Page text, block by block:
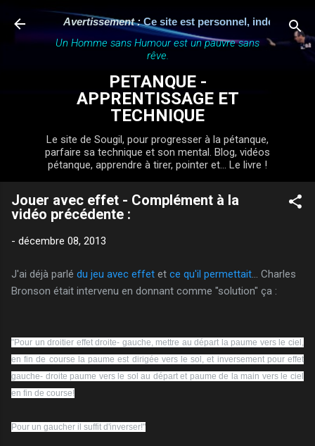
Accéder au contenu principal
Avertissement : Ce site est personnel, indépendant
Un Homme sans Humour est un pauvre sans
rêve.
PETANQUE -
APPRENTISSAGE ET
TECHNIQUE
Le site de Sougil, pour progresser à la pétanque,
parfaire sa technique et son mental. Blog, vidéos
pétanque, apprendre à tirer, pointer et... Le livre !
Jouer avec effet - Complément à la
vidéo précédente :
- décembre 08, 2013
J'ai déjà parlé du jeu avec effet et ce qu'il permettait ... Charles
Bronson était intervenu en donnant comme "solution" ça :
"Pour un droitier effet droite- gauche, mettre au départ la paume vers le ciel,
en fin de course la paume est dirigée vers le sol, et inversement pour effet
gauche- droite paume vers le sol au départ et paume de la main vers le ciel
en fin de course!
Pour un gaucher il suffit d'inverser!"